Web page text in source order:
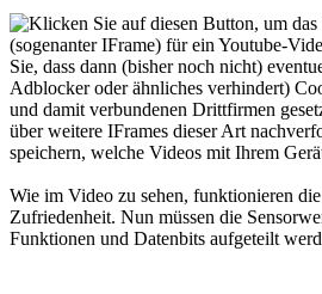
Wie im Video zu sehen, funktionieren
Zufriedenheit. Nun müssen die
Funktionen und Datenbits aufgeteilt